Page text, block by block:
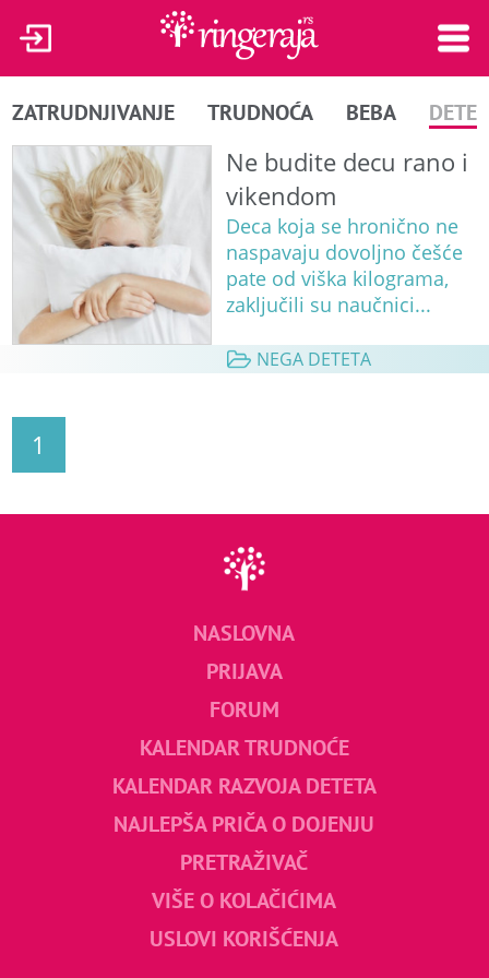
ZATRUDNJIVANJE TRUDNOĆA BEBA DETE
Ne budite decu rano i
vikendom
Deca koja se hronično ne
naspavaju dovoljno češće
pate od viška kilograma,
zaključili su naučnici...
NEGA DETETA
1
NASLOVNA
PRIJAVA
FORUM
KALENDAR TRUDNOĆE
KALENDAR RAZVOJA DETETA
NAJLEPŠA PRIČA O DOJENJU
PRETRAŽIVAČ
VIŠE O KOLAČIĆIMA
USLOVI KORIŠĆENJA